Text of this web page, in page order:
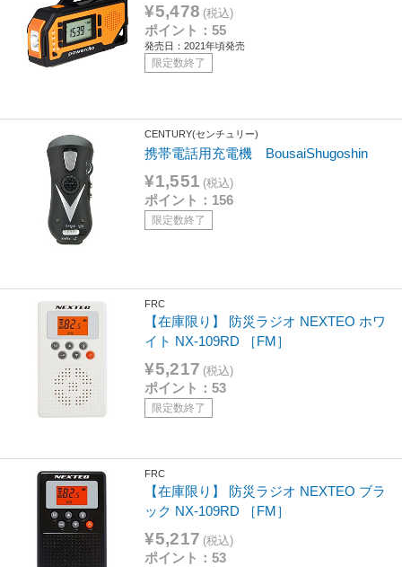
¥5,478 (税込)
ポイント：55
発売日：2021年頃発売
限定数終了
CENTURY(センチュリー)
携帯電話用充電機 BousaiShugoshin
¥1,551 (税込)
ポイント：156
限定数終了
FRC
【在庫限り】 防災ラジオ NEXTEO ホワ
イト NX-109RD ［FM］
¥5,217 (税込)
ポイント：53
限定数終了
FRC
【在庫限り】 防災ラジオ NEXTEO ブラ
ック NX-109RD ［FM］
¥5,217 (税込)
ポイント：53